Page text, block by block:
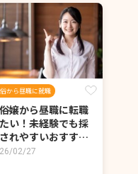
から昼職に就職
嬢から昼職に転職
い！未経験でも採
れやすいおすす…
02/27